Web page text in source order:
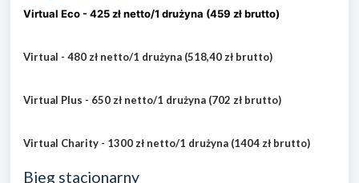
Virtual Eco - 425 zł netto/1 drużyna (459 zł brutto)
Virtual - 480 zł netto/1 drużyna (518,40 zł brutto)
Virtual Plus - 650 zł netto/1 drużyna (702 zł brutto)
Virtual Charity - 1300 zł netto/1 drużyna (1404 zł brutto)
Bieg stacjonarny